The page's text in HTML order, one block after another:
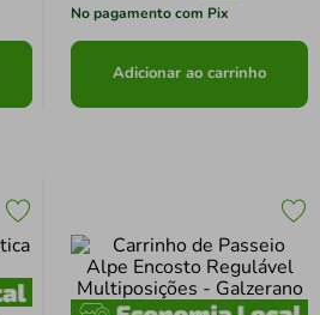
No pagamento com Pix
Adicionar ao carrinho